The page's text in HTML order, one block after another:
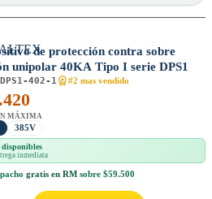
de protección contra sobre
unipolar 40KA Tipo I serie DPS1
DPS1-402-1 #2 mas vendido
MÁXIMA
385V
disponibles
inmediata
gratis en RM sobre $59.500